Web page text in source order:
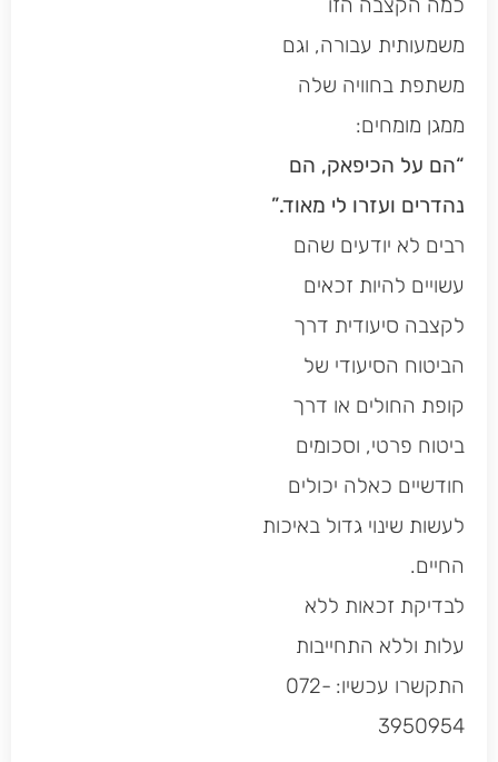
משמעותית עבורה, וגם
משתפת בחוויה שלה
ממגן מומחים:
“הם על הכיפאק, הם
נהדרים ועזרו לי מאוד.”
רבים לא יודעים שהם
עשויים להיות זכאים
לקצבה סיעודית דרך
הביטוח הסיעודי של
קופת החולים או דרך
ביטוח פרטי, וסכומים
חודשיים כאלה יכולים
לעשות שינוי גדול באיכות
החיים.
לבדיקת זכאות ללא
עלות וללא התחייבות
התקשרו עכשיו: 072-
3950954